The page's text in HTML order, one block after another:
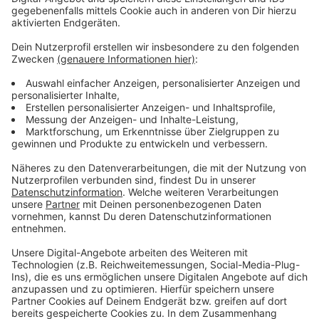
Anzeige
Vorstellen brauchen wir ihn euch nicht. Seit 2003
treibt Jürgen Bangert nun als "Elvis Eifel" seine Späße
am Telefon mit seinen Hörerinnen und Hörern im Radio.
Aber selbst seine 'Opfer' müssen am Ende mit lachen -
wenn auch nicht immer. Und weil Elvis das noch viele
Jahre weitermachen möchte, benötigt er eure
Unterstützung. Ihr habt gerade jemanden im Kopf, dem
mal ein Streich gespielt werden sollte? Dann nutzt
das Formular und tretet mit Elvis direkt in Kontakt! Er
freut sich auf jede neue Nachricht.
Anzeige